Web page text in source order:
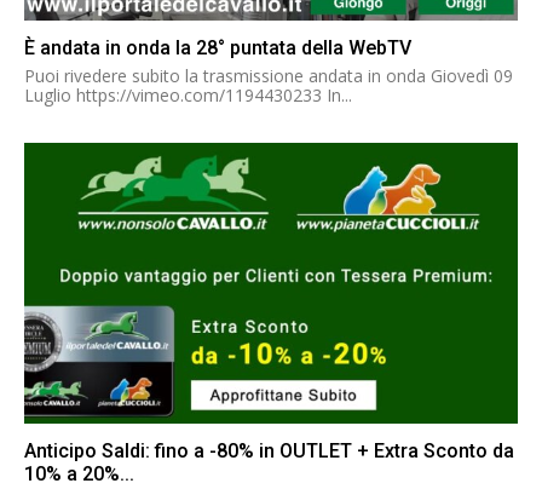
È andata in onda la 28° puntata della WebTV
Puoi rivedere subito la trasmissione andata in onda Giovedì 09
Luglio https://vimeo.com/1194430233 In...
Anticipo Saldi: fino a -80% in OUTLET + Extra Sconto da
10% a 20%...